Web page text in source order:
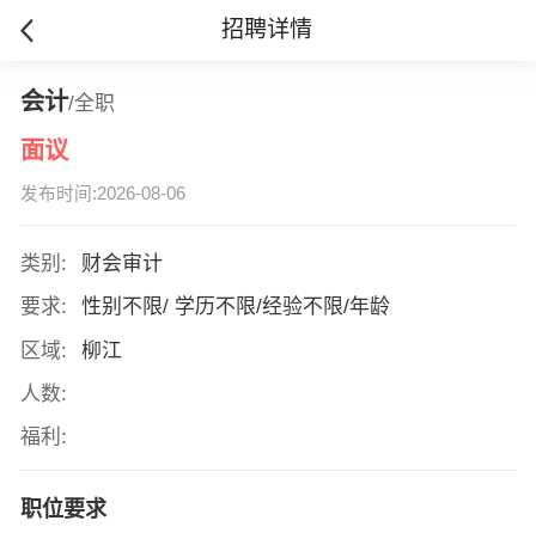
招聘详情
会计/全职
面议
发布时间:2026-08-06
类别:
财会审计
要求:
性别不限/ 学历不限/经验不限/年龄
区域:
柳江
人数:
福利:
职位要求